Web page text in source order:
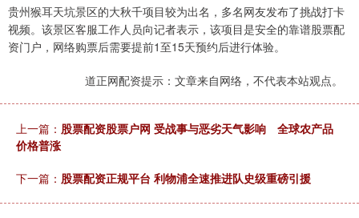
贵州猴耳天坑景区的大秋千项目较为出名，多名网友发布了挑战打卡
视频。该景区客服工作人员向记者表示，该项目是安全的靠谱股票配
资门户，网络购票后需要提前1至15天预约后进行体验。
道正网配资提示：文章来自网络，不代表本站观点。
上一篇： 股票配资股票户网 受战事与恶劣天气影响 全球农产品
价格普涨
下一篇： 股票配资正规平台 利物浦全速推进队史级重磅引援